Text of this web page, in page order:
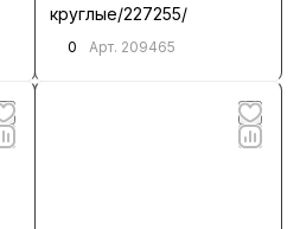
круглые/227255/
0 Арт. 209465